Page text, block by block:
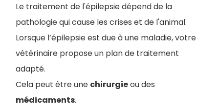
Le traitement de l'épilepsie dépend de la
pathologie qui cause les crises et de l'animal.
Lorsque l’épilepsie est due à une maladie, votre
vétérinaire propose un plan de traitement
adapté.
Cela peut être une chirurgieou des
médicaments.